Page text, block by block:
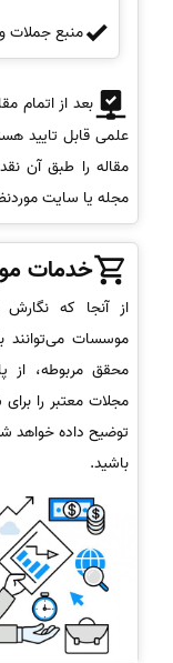
منبع جملات
بعد از اتمام
علمی قابل تایید
مقاله را طبق آن
مجله یا سایت
خدمات
از آنجا که
موسسات می‌توانند
محقق مربوطه، از
مجلات معتبر را
توضیح داده خواهد
باشید.